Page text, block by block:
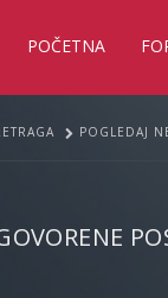
POČETNA
POGLEDAJ